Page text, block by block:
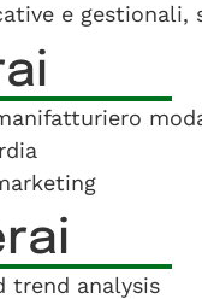
e
trend analysis